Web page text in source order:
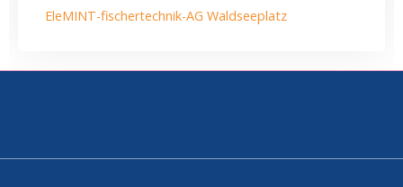
EleMINT-fischertechnik-AG Waldseeplatz